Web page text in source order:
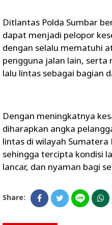
Ditlantas Polda Sumbar
dapat menjadi pelopor
dengan selalu mematuhi
pengguna jalan lain,
lalu lintas sebagai bagian
Dengan meningkatnya
diharapkan angka
lintas di wilayah
sehingga tercipta kondisi
lancar, dan nyaman bagi
Share: